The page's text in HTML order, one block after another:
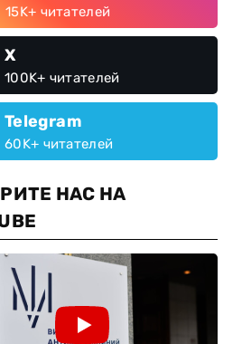
15K+ читателей
X
100K+ читателей
Telegram
60K+ читателей
НАС НА